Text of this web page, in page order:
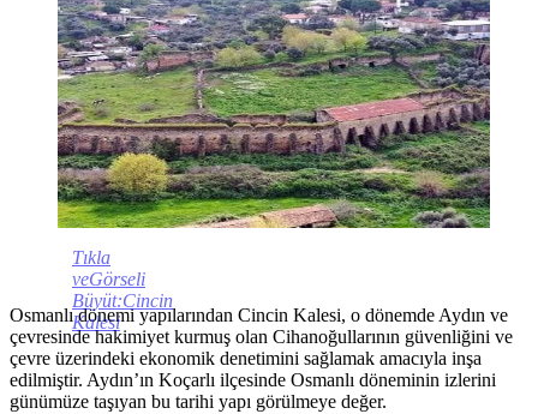
Tıkla
veGörseli
Büyüt:Cincin
Kalesi
Osmanlı dönemi yapılarından Cincin Kalesi, o dönemde Aydın ve
çevresinde hakimiyet kurmuş olan Cihanoğullarının güvenliğini ve
çevre üzerindeki ekonomik denetimini sağlamak amacıyla inşa
edilmiştir. Aydın’ın Koçarlı ilçesinde Osmanlı döneminin izlerini
günümüze taşıyan bu tarihi yapı görülmeye değer.